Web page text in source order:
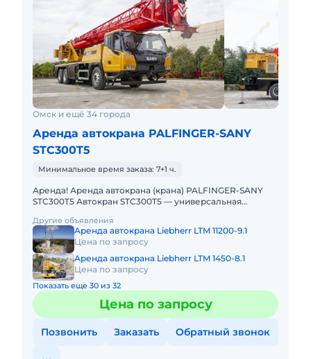
Омск и ещё 34 города
Аренда автокрана PALFINGER-SANY
STC300T5
Минимальное время заказа: 7+1 ч.
Аренда! Аренда автокрана (крана) PALFINGER-SANY
STC300T5 Автокран STC300T5 — универсальная
строительства и ремон
Другие объявления
Аренда автокрана Liebherr LTM 11200-9.1
Цена по запросу
Аренда автокрана Liebherr LTM 1450-8.1
Цена по запросу
Показать еще 30 из 32
Цена по запросу
Позвонить Заказать Обратный звонок